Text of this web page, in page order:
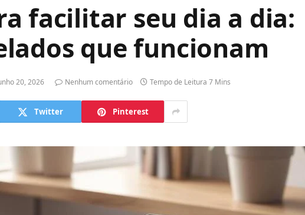
facilitar seu dia a dia:
que funcionam
20, 2026 Nenhum comentário Tempo de Leitura 7 Mins
Twitter Pinterest